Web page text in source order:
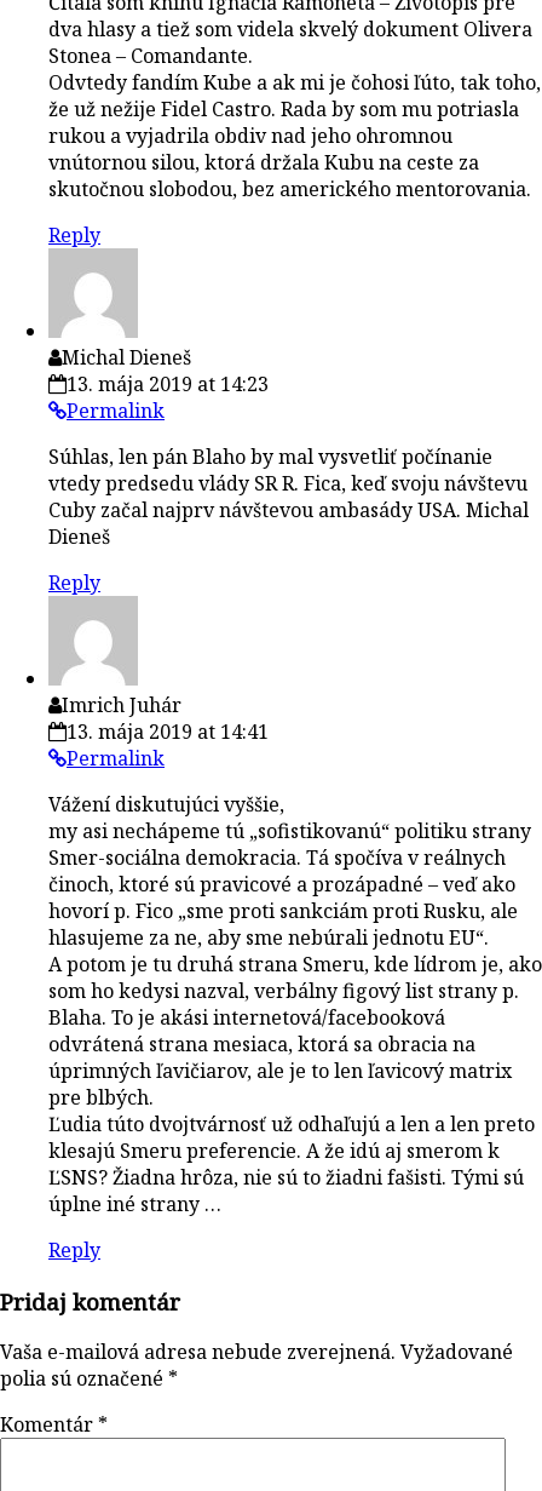
dva hlasy a tiež som videla skvelý dokument Olivera
Stonea – Comandante.
Odvtedy fandím Kube a ak mi je čohosi ľúto, tak toho,
že už nežije Fidel Castro. Rada by som mu potriasla
rukou a vyjadrila obdiv nad jeho ohromnou
vnútornou silou, ktorá držala Kubu na ceste za
skutočnou slobodou, bez amerického mentorovania.
Reply
Michal Dieneš
13. mája 2019 at 14:23
Permalink
Súhlas, len pán Blaho by mal vysvetliť počínanie
vtedy predsedu vlády SR R. Fica, keď svoju návštevu
Cuby začal najprv návštevou ambasády USA. Michal
Dieneš
Reply
Imrich Juhár
13. mája 2019 at 14:41
Permalink
Vážení diskutujúci vyššie,
my asi nechápeme tú „sofistikovanú“ politiku strany
Smer-sociálna demokracia. Tá spočíva v reálnych
činoch, ktoré sú pravicové a prozápadné – veď ako
hovorí p. Fico „sme proti sankciám proti Rusku, ale
hlasujeme za ne, aby sme nebúrali jednotu EU“.
A potom je tu druhá strana Smeru, kde lídrom je, ako
som ho kedysi nazval, verbálny figový list strany p.
Blaha. To je akási internetová/facebooková
odvrátená strana mesiaca, ktorá sa obracia na
úprimných ľavičiarov, ale je to len ľavicový matrix
pre blbých.
Ľudia túto dvojtvárnosť už odhaľujú a len a len preto
klesajú Smeru preferencie. A že idú aj smerom k
ĽSNS? Žiadna hrôza, nie sú to žiadni fašisti. Tými sú
úplne iné strany …
Reply
Pridaj komentár
Vaša e-mailová adresa nebude zverejnená. Vyžadované
polia sú označené *
Komentár *